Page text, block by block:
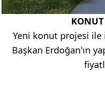
Yeni konut projesi ile
Başkan Erdoğan'ın